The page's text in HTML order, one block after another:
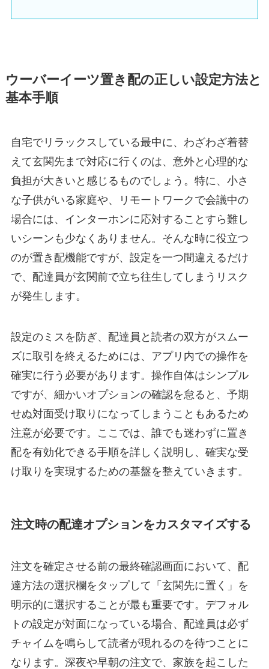
ウーバーイーツ置き配の正しい設定方法と
基本手順
自宅でリラックスしている最中に、わざわざ着替
えて玄関先まで対応に行くのは、意外と心理的な
負担が大きいと感じるものでしょう。特に、小さ
な子供がいる家庭や、リモートワークで会議中の
場合には、インターホンに応対することすら難し
いシーンも少なくありません。そんな時に役立つ
のが置き配機能ですが、設定を一つ間違えるだけ
で、配達員が玄関前で立ち往生してしまうリスク
が発生します。
設定のミスを防ぎ、配達員と読者の双方がスムー
ズに取引を終えるためには、アプリ内での操作を
確実に行う必要があります。操作自体はシンプル
ですが、細かいオプションの確認を怠ると、予期
せぬ対面受け取りになってしまうこともあるため
注意が必要です。ここでは、誰でも迷わずに置き
配を有効化できる手順を詳しく説明し、確実な受
け取りを実現するための基盤を整えていきます。
注文時の配達オプションをカスタマイズする
注文を確定させる前の最終確認画面において、配
達方法の選択欄をタップして「玄関先に置く」を
明示的に選択することが最も重要です。デフォル
トの設定が対面になっている場合、配達員は必ず
チャイムを鳴らして読者が現れるのを待つことに
なります。深夜や早朝の注文で、家族を起こした